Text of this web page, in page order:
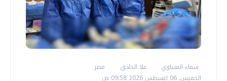
سماء المنياوي علا الحاذق
مصر
الخميس، 06 اغسطس 2026 09:58 ص